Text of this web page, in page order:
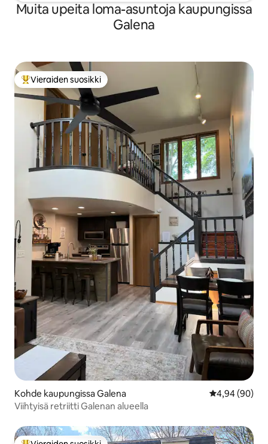
Muita upeita loma-asuntoja kaupungissa
Galena
Vieraiden suosikkien parhaimmistoa
Vieraiden suosikki
Kohde kaupungissa Galena
4,94 (90)
Viihtyisä retriitti Galenan alueella